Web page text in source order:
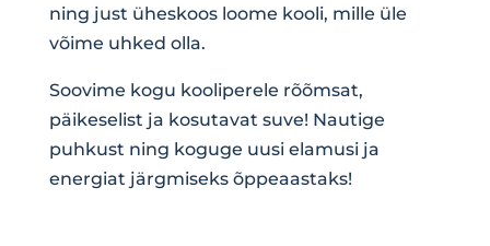
ning just üheskoos loome kooli, mille üle
võime uhked olla.
Soovime kogu kooliperele rõõmsat,
päikeselist ja kosutavat suve! Nautige
puhkust ning koguge uusi elamusi ja
energiat järgmiseks õppeaastaks!